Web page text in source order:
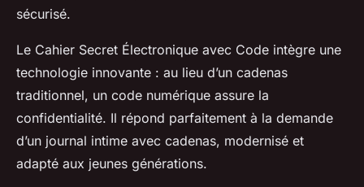
sécurisé.
Le Cahier Secret Électronique avec Code intègre une
technologie innovante : au lieu d’un cadenas
traditionnel, un code numérique assure la
confidentialité. Il répond parfaitement à la demande
d’un journal intime avec cadenas, modernisé et
adapté aux jeunes générations.